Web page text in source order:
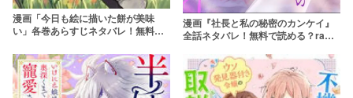
漫画「今日も絵に描いた餅が美味
い」各巻あらすじネタバレ！無料で
う
漫画『社長と私の秘密のカンケイ』
全話ネタバレ！無料で読める？raw